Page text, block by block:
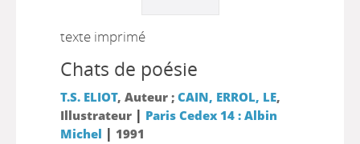
texte imprimé
Chats de poésie
T.S. ELIOT, Auteur ; CAIN, ERROL, LE,
Illustrateur | Paris Cedex 14 : Albin
Michel | 1991